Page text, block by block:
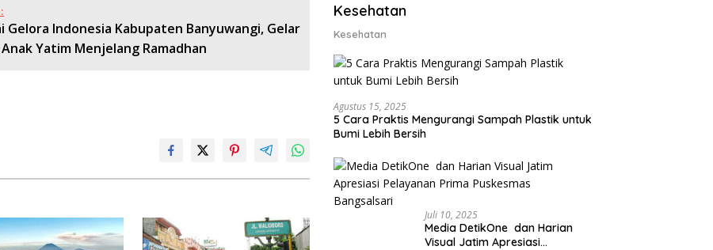
Gelora Indonesia Kabupaten Banyuwangi, Gelar
Yatim Menjelang Ramadhan
Kesehatan
Kesehatan
Agustus 15, 2025
5 Cara Praktis Mengurangi Sampah Plastik untuk
Bumi Lebih Bersih
Juli 10, 2025
Media DetikOne dan Harian
Visual Jatim Apresiasi